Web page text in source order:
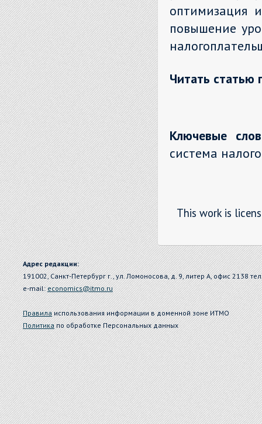
оптимизация
повышение
Читать статью
Ключевые
система
This work is
Адрес редакции:
191002, Санкт-Петербург г., ул. Ломоносова, д. 9, литер А, офис 2138
e-mail:economics@itmo.ru
Правилаиспользования информации в доменной зоне ИТМО
Политикапо обработке Персональных данных